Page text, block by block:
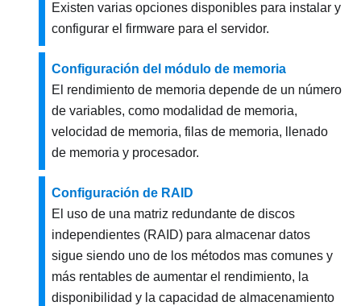
Existen varias opciones disponibles para instalar y
configurar el firmware para el servidor.
Configuración del módulo de memoria
El rendimiento de memoria depende de un número
de variables, como modalidad de memoria,
velocidad de memoria, filas de memoria, llenado
de memoria y procesador.
Configuración de RAID
El uso de una matriz redundante de discos
independientes (RAID) para almacenar datos
sigue siendo uno de los métodos mas comunes y
más rentables de aumentar el rendimiento, la
disponibilidad y la capacidad de almacenamiento